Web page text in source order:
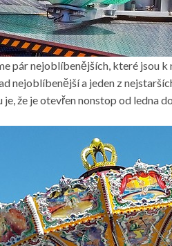
pár nejoblíbenějších, které jsou k
nejoblíbenější a jeden z
že je otevřen nonstop od ledna